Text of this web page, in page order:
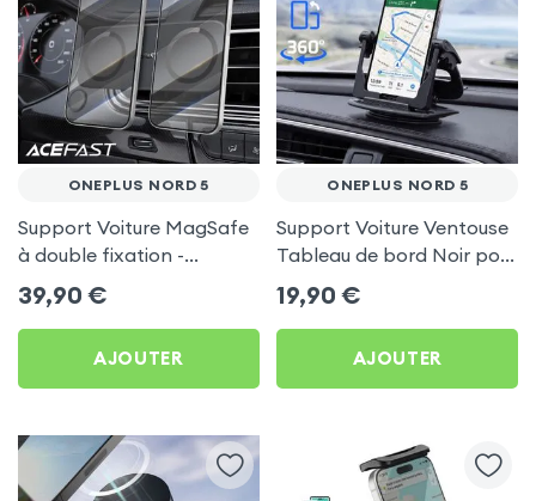
ONEPLUS NORD 5
Support Voiture MagSafe
à double fixation -
Acefast pour OnePlus
Nord 5
39,90 €
AJOUTER
ONEPLUS NORD 5
Support Voiture Ventouse
Tableau de bord Noir pour
OnePlus Nord 5
19,90 €
AJOUTER